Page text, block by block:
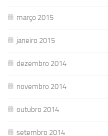
março 2015
janeiro 2015
dezembro 2014
novembro 2014
outubro 2014
setembro 2014